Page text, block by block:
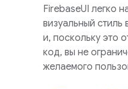
FirebaseUI легко
визуальный
и, поскольку это
код, вы не
желаемого